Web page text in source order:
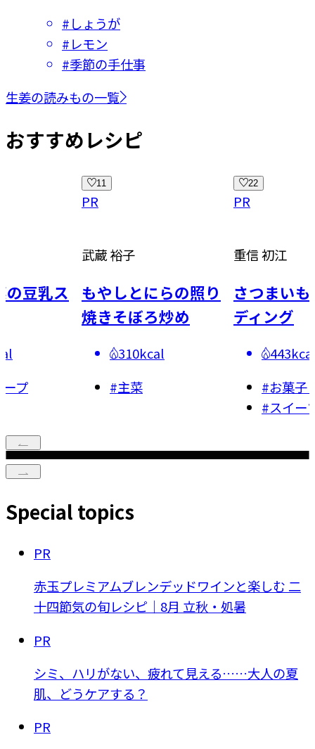
#しょうが
#レモン
#季節の手仕事
生姜の読みもの一覧
おすすめレシピ
とにらの照り
310kcal
菜
重信 初江
さつまいものパンプ
ディング
443kcal
お菓子・スイーツ
栗原 心
鶏の
グリ
#
#
Special topics
PR
赤玉プレミアムブレンデッドワインと楽しむ 二
十四節気の旬レシピ｜8月 立秋・処暑
PR
シミ、ハリがない、疲れて見える……大人の夏
肌、どうケアする？
PR